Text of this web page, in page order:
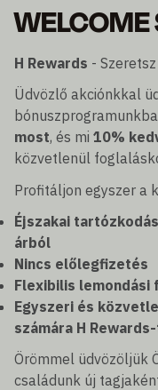
WELCOME
H Rewards -
Üdvözlő akciónkkal
most, és mi 10%
közvetlenül
Profitáljon egyszer a
Éjszakai
árból
Nincs előlegfizetés
Flexibilis
Egyszeri és
számára H
Örömmel üdvözöljük
családunk új